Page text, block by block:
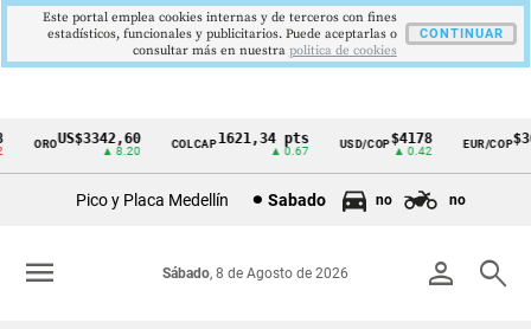
Cintillo
Colombia
OROUS$3342,60
▲ 8.20
COLCAP1621,34 pts
▲ 0.67
USD/COP$4178
▲ 0.42
EUR/COP
Pico y Placa Medellín Sabado no no
person search
Sábado, 8 de Agosto de 2026
menu
Este portal emplea cookies internas y de terceros con fines
estadísticos, funcionales y publicitarios. Puede aceptarlas o
consultar más en nuestra politica de cookies
CONTINUAR